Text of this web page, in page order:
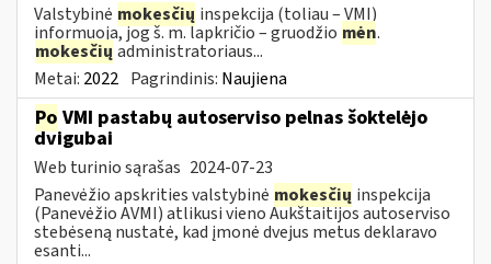
Valstybinė mokesčių inspekcija (toliau – VMI)
informuoja, jog š. m. lapkričio – gruodžio mėn.
mokesčių administratoriaus...
Metai: 2022 Pagrindinis: Naujiena
Po VMI pastabų autoserviso pelnas šoktelėjo
dvigubai
Web turinio sąrašas 2024-07-23
Panevėžio apskrities valstybinė mokesčių inspekcija
(Panevėžio AVMI) atlikusi vieno Aukštaitijos autoserviso
stebėseną nustatė, kad įmonė dvejus metus deklaravo
esanti...